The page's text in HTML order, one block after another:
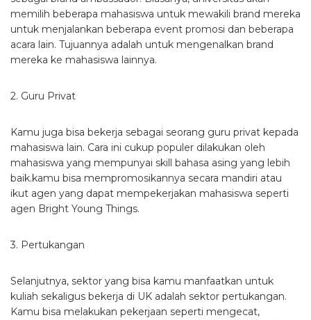
memilih beberapa mahasiswa untuk mewakili brand mereka
untuk menjalankan beberapa event promosi dan beberapa
acara lain. Tujuannya adalah untuk mengenalkan brand
mereka ke mahasiswa lainnya.
2. Guru Privat
Kamu juga bisa bekerja sebagai seorang guru privat kepada
mahasiswa lain. Cara ini cukup populer dilakukan oleh
mahasiswa yang mempunyai skill bahasa asing yang lebih
baik.kamu bisa mempromosikannya secara mandiri atau
ikut agen yang dapat mempekerjakan mahasiswa seperti
agen Bright Young Things.
3. Pertukangan
Selanjutnya, sektor yang bisa kamu manfaatkan untuk
kuliah sekaligus bekerja di UK adalah sektor pertukangan.
Kamu bisa melakukan pekerjaan seperti mengecat,